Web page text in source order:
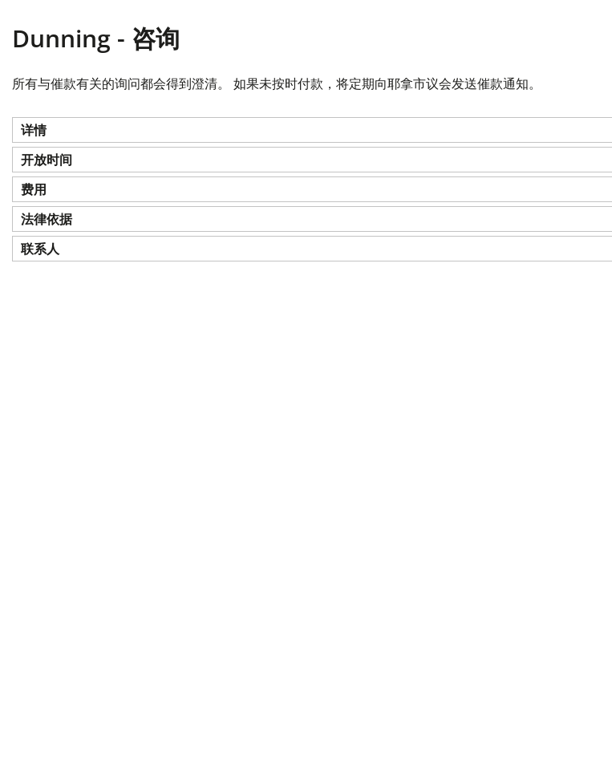
Dunning - 咨询
所有与催款有关的询问都会得到澄清。 如果未按时付款，将定期向耶拿市议会发送催款通知。
详情
开放时间
费用
法律依据
联系人